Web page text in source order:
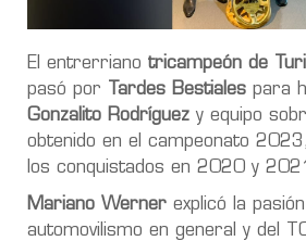
El entrerriano tricampeón de
pasó por
Tardes Bestiales para
Gonzalito Rodríguez y equipo
obtenido en el campeonato
los conquistados en 2020 y
Mariano Werner explicó la
automovilismo en general y del